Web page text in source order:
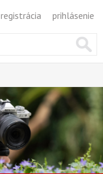
registrácia prihlásenie